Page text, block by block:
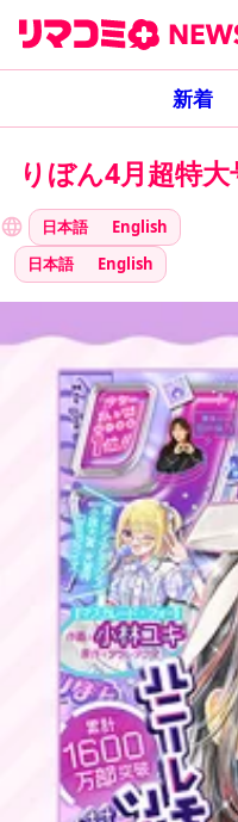
新着
りぼん4月超特大
日本語
English
日本語
English